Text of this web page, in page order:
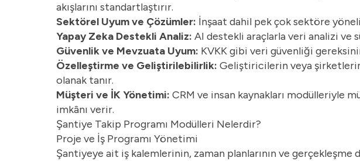
akışlarını standartlaştırır.
Sektörel Uyum ve Çözümler: İnşaat dahil pek çok sektöre
Yapay Zeka Destekli Analiz: AI destekli araçlarla veri analizi ve
Güvenlik ve Mevzuata Uyum: KVKK gibi veri güvenliği
Özelleştirme ve Geliştirilebilirlik: Geliştiricilerin veya
olanak tanır.
Müşteri ve İK Yönetimi: CRM ve insan kaynakları modülleriyle
imkânı verir.
Şantiye Takip Programı Modülleri Nelerdir?
Proje ve İş Programı Yönetimi
Şantiyeye ait iş kalemlerinin, zaman planlarının ve gerçekleşme